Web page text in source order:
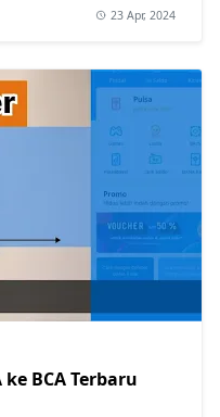
23 Apr, 2024
BCA Terbaru